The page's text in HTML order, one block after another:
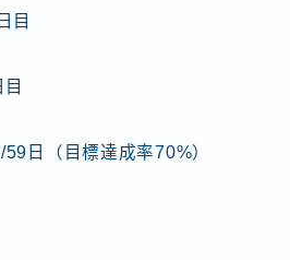
目
日（目標達成率70%）